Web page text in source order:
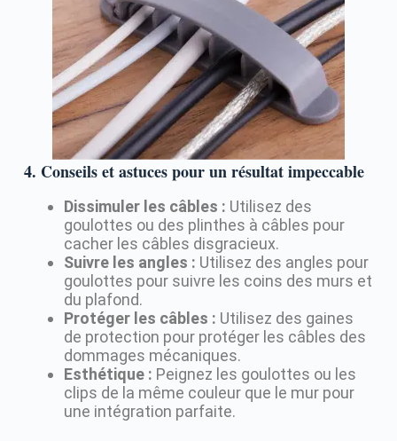
4. Conseils et astuces pour un résultat impeccable
Dissimuler les câbles : Utilisez des
goulottes ou des plinthes à câbles pour
cacher les câbles disgracieux.
Suivre les angles : Utilisez des angles pour
goulottes pour suivre les coins des murs et
du plafond.
Protéger les câbles : Utilisez des gaines
de protection pour protéger les câbles des
dommages mécaniques.
Esthétique : Peignez les goulottes ou les
clips de la même couleur que le mur pour
une intégration parfaite.